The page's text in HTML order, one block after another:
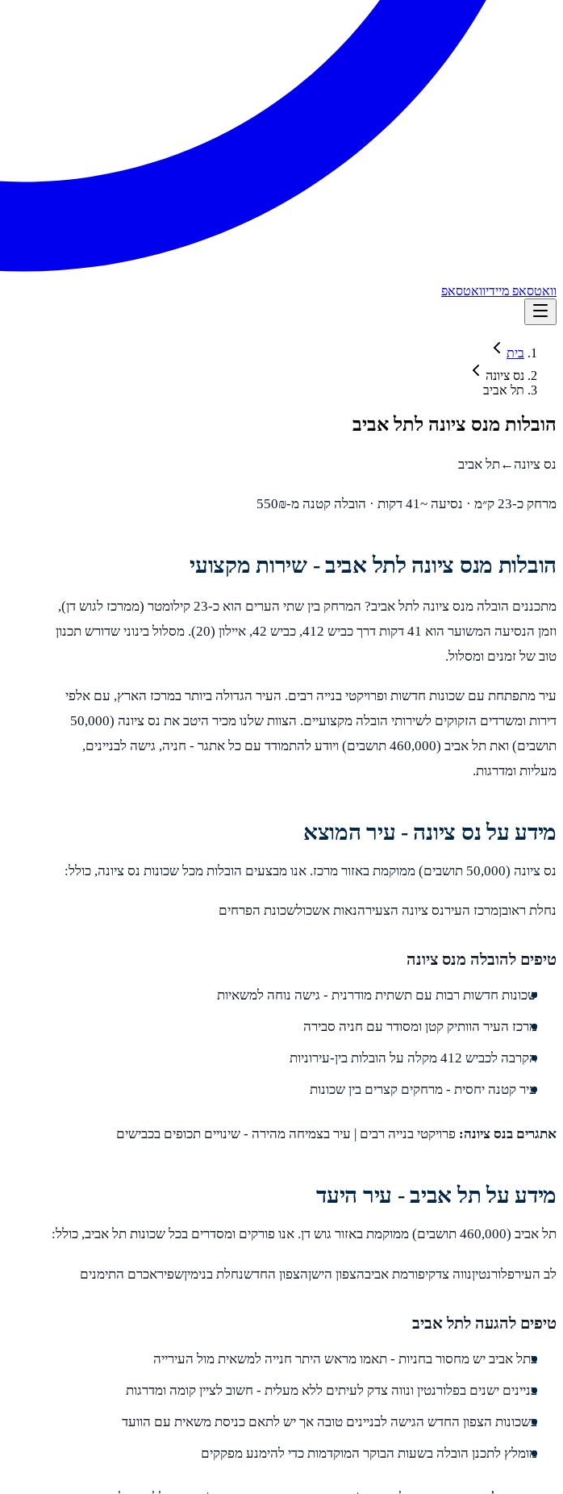
וואטסאפ מיידיוואטסאפ
בית
נס ציונה
תל אביב
הובלות מנס ציונה לתל אביב
נס ציונה←תל אביב
מרחק כ-23 ק״מ · נסיעה ~41 דקות · הובלה קטנה מ-550₪
הובלות מנס ציונה לתל אביב - שירות מקצועי
מתכננים הובלה מנס ציונה לתל אביב? המרחק בין שתי הערים הוא כ-23 קילומטר (ממרכז לגוש דן),
וזמן הנסיעה המשוער הוא 41 דקות דרך כביש 412, כביש 42, איילון (20). מסלול בינוני שדורש תכנון
טוב של זמנים ומסלול.
עיר מתפתחת עם שכונות חדשות ופרויקטי בנייה רבים. העיר הגדולה ביותר במרכז הארץ, עם אלפי
דירות ומשרדים הזקוקים לשירותי הובלה מקצועיים. הצוות שלנו מכיר היטב את נס ציונה (50,000
תושבים) ואת תל אביב (460,000 תושבים) ויודע להתמודד עם כל אתגר - חניה, גישה לבניינים,
מעליות ומדרגות.
מידע על נס ציונה - עיר המוצא
נס ציונה (50,000 תושבים) ממוקמת באזור מרכז. אנו מבצעים הובלות מכל שכונות נס ציונה, כולל:
נחלת ראובןמרכז העירנס ציונה הצעירהנאות אשכולשכונת הפרחים
טיפים להובלה מנס ציונה
שכונות חדשות רבות עם תשתית מודרנית - גישה נוחה למשאיות
מרכז העיר הוותיק קטן ומסודר עם חניה סבירה
הקרבה לכביש 412 מקלה על הובלות בין-עירוניות
עיר קטנה יחסית - מרחקים קצרים בין שכונות
אתגרים בנס ציונה: פרויקטי בנייה רבים | עיר בצמיחה מהירה - שינויים תכופים בכבישים
מידע על תל אביב - עיר היעד
תל אביב (460,000 תושבים) ממוקמת באזור גוש דן. אנו פורקים ומסדרים בכל שכונות תל אביב, כולל:
לב העירפלורנטיןנווה צדקיפורמת אביבהצפון הישןהצפון החדשנחלת בנימיןשפיראכרם התימנים
טיפים להגעה לתל אביב
בתל אביב יש מחסור בחניות - תאמו מראש היתר חנייה למשאית מול העירייה
בניינים ישנים בפלורנטין ונווה צדק לעיתים ללא מעלית - חשוב לציין קומה ומדרגות
בשכונות הצפון החדש הגישה לבניינים טובה אך יש לתאם כניסת משאית עם הוועד
מומלץ לתכנן הובלה בשעות הבוקר המוקדמות כדי להימנע מפקקים